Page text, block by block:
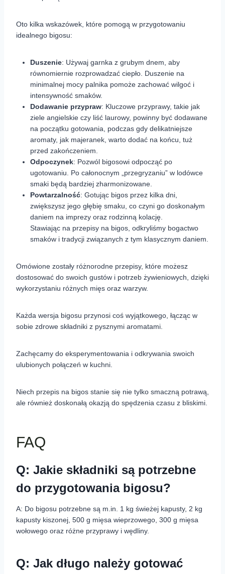
Oto kilka wskazówek, które pomogą w przygotowaniu
idealnego bigosu:
Duszenie: Używaj garnka z grubym dnem, aby
równomiernie rozprowadzać ciepło. Duszenie na
minimalnej mocy palnika pomoże zachować wilgoć i
intensywność smaków.
Dodawanie przypraw: Kluczowe przyprawy, takie jak
ziele angielskie czy liść laurowy, powinny być dodawane
na początku gotowania, podczas gdy delikatniejsze
aromaty, jak majeranek, warto dodać na końcu, tuż
przed zakończeniem.
Odpoczynek: Pozwól bigosowi odpocząć po
ugotowaniu. Po całonocnym „przegryzaniu” w lodówce
smaki będą bardziej zharmonizowane.
Powtarzalność: Gotując bigos przez kilka dni,
zwiększysz jego głębię smaku, co czyni go doskonałym
daniem na imprezy oraz rodzinną kolację.
Stawiając na przepisy na bigos, odkryliśmy bogactwo
smaków i tradycji związanych z tym klasycznym daniem.
Omówione zostały różnorodne przepisy, które możesz
dostosować do swoich gustów i potrzeb żywieniowych, dzięki
wykorzystaniu różnych mięs oraz warzyw.
Każda wersja bigosu przynosi coś wyjątkowego, łącząc w
sobie zdrowe składniki z pysznymi aromatami.
Zachęcamy do eksperymentowania i odkrywania swoich
ulubionych połączeń w kuchni.
Niech przepis na bigos stanie się nie tylko smaczną potrawą,
ale również doskonałą okazją do spędzenia czasu z bliskimi.
FAQ
Q: Jakie składniki są potrzebne
do przygotowania bigosu?
A: Do bigosu potrzebne są m.in. 1 kg świeżej kapusty, 2 kg
kapusty kiszonej, 500 g mięsa wieprzowego, 300 g mięsa
wołowego oraz różne przyprawy i wędliny.
Q: Jak długo należy gotować